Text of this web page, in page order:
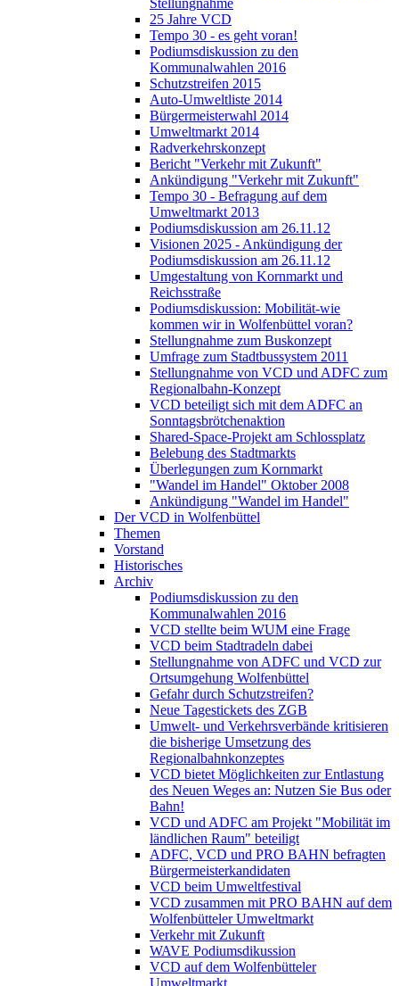
Stellungnahme
25 Jahre VCD
Tempo 30 - es geht voran!
Podiumsdiskussion zu den
Kommunalwahlen 2016
Schutzstreifen 2015
Auto-Umweltliste 2014
Bürgermeisterwahl 2014
Umweltmarkt 2014
Radverkehrskonzept
Bericht "Verkehr mit Zukunft"
Ankündigung "Verkehr mit Zukunft"
Tempo 30 - Befragung auf dem
Umweltmarkt 2013
Podiumsdiskussion am 26.11.12
Visionen 2025 - Ankündigung der
Podiumsdiskussion am 26.11.12
Umgestaltung von Kornmarkt und
Reichsstraße
Podiumsdiskussion: Mobilität-wie
kommen wir in Wolfenbüttel voran?
Stellungnahme zum Buskonzept
Umfrage zum Stadtbussystem 2011
Stellungnahme von VCD und ADFC zum
Regionalbahn-Konzept
VCD beteiligt sich mit dem ADFC an
Sonntagsbrötchenaktion
Shared-Space-Projekt am Schlossplatz
Belebung des Stadtmarkts
Überlegungen zum Kornmarkt
"Wandel im Handel" Oktober 2008
Ankündigung "Wandel im Handel"
Der VCD in Wolfenbüttel
Themen
Vorstand
Historisches
Archiv
Podiumsdiskussion zu den
Kommunalwahlen 2016
VCD stellte beim WUM eine Frage
VCD beim Stadtradeln dabei
Stellungnahme von ADFC und VCD zur
Ortsumgehung Wolfenbüttel
Gefahr durch Schutzstreifen?
Neue Tagestickets des ZGB
Umwelt- und Verkehrsverbände kritisieren
die bisherige Umsetzung des
Regionalbahnkonzeptes
VCD bietet Möglichkeiten zur Entlastung
des Neuen Weges an: Nutzen Sie Bus oder
Bahn!
VCD und ADFC am Projekt "Mobilität im
ländlichen Raum" beteiligt
ADFC, VCD und PRO BAHN befragten
Bürgermeisterkandidaten
VCD beim Umweltfestival
VCD zusammen mit PRO BAHN auf dem
Wolfenbütteler Umweltmarkt
Verkehr mit Zukunft
WAVE Podiumsdikussion
VCD auf dem Wolfenbütteler
Umweltmarkt